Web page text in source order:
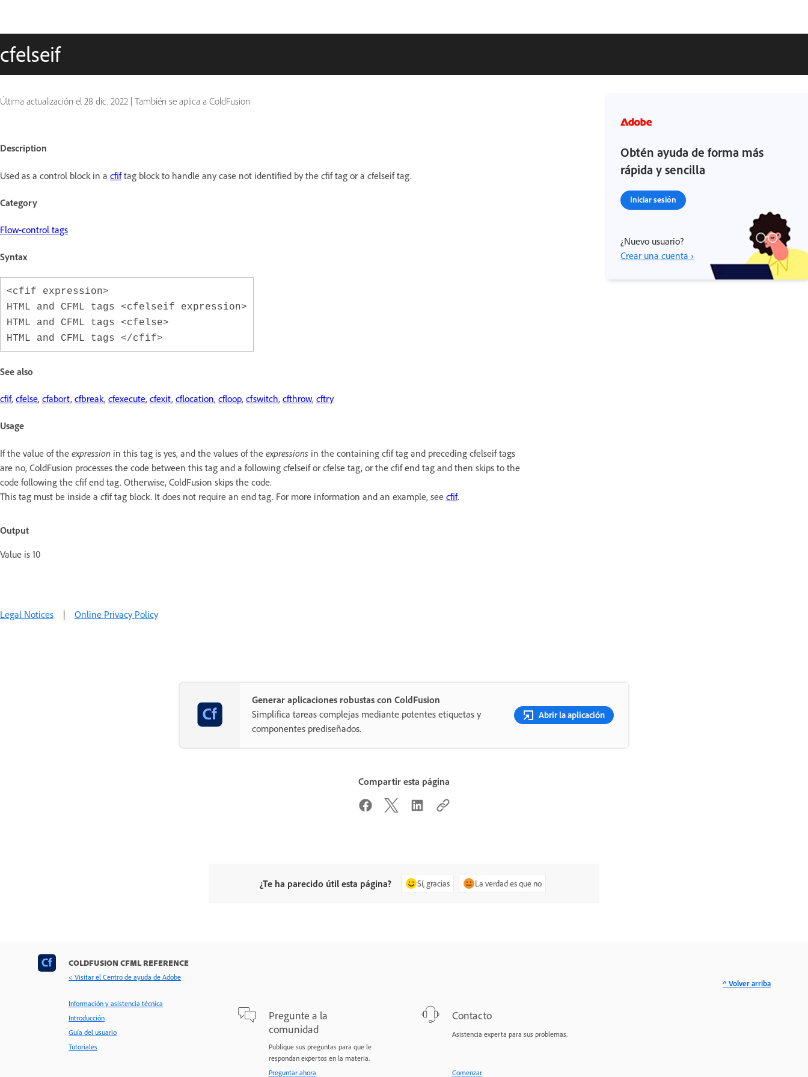
cfelseif
Última actualización el 28 dic. 2022 | También se aplica a ColdFusion
Description
Used as a control block in a cfiftag block to handle any case not identified by the cfif tag or a cfelseif tag.
Category
Flow-control tags
Syntax
<cfif expression>
HTML and CFML tags <cfelseif expression>
HTML and CFML tags <cfelse>
HTML and CFML tags </cfif>
See also
cfif, cfelse, cfabort, cfbreak, cfexecute, cfexit, cflocation, cfloop, cfswitch, cfthrow, cftry
Usage
If the value of the expression in this tag is yes, and the values of the expressions in the containing cfif tag and preceding cfelseif tags
are no, ColdFusion processes the code between this tag and a following cfelseif or cfelse tag, or the cfif end tag and then skips to the
code following the cfif end tag. Otherwise, ColdFusion skips the code.
This tag must be inside a cfif tag block. It does not require an end tag. For more information and an example, see cfif.
Output
Value is 10
Obtén ayuda de forma más
rápida y sencilla
Iniciar sesión
¿Nuevo usuario?
Crear una cuenta ›
Legal Notices | Online Privacy Policy
Generar aplicaciones robustas con ColdFusion
Simplifica tareas complejas mediante potentes etiquetas y
componentes prediseñados.
Abrir la aplicación
Compartir esta página
¿Te ha parecido útil esta página? Sí, gracias La verdad es que no
COLDFUSION CFML REFERENCE
< Visitar el Centro de ayuda de Adobe
Información y asistencia técnica
Introducción
Guía del usuario
Tutoriales
Pregunte a la
comunidad
Publique sus preguntas para que le
respondan expertos en la materia.
Preguntar ahora
Contacto
Asistencia experta para sus problemas.
Comenzar
^ Volver arriba